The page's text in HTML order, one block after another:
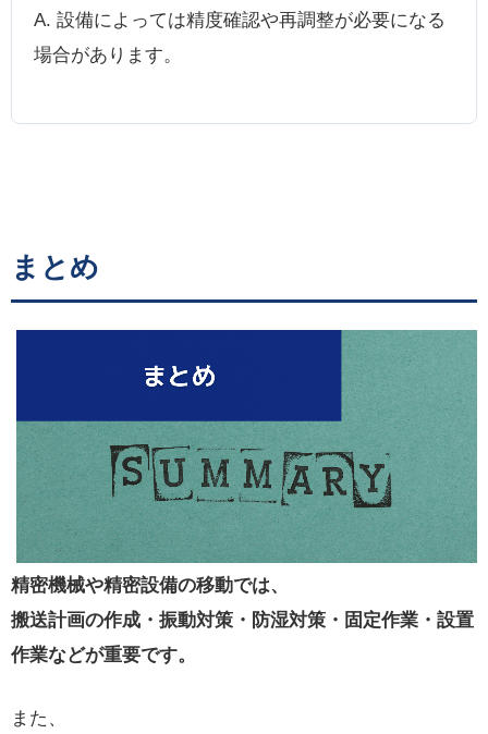
A. 設備によっては精度確認や再調整が必要になる
場合があります。
まとめ
精密機械や精密設備の移動では、
搬送計画の作成・振動対策・防湿対策・固定作業・設置
作業などが重要です。
また、